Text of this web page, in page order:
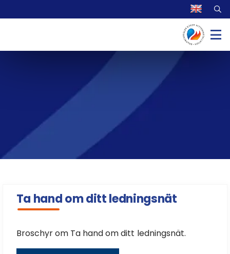
Ta hand om ditt ledningsnät
Broschyr om Ta hand om ditt ledningsnät.